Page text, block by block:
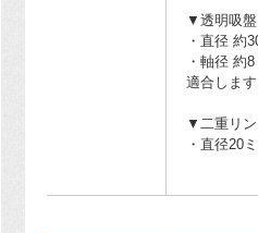
▼透明吸盤
・直径 約
・軸径 約
適合します
▼二重リ
・直径20